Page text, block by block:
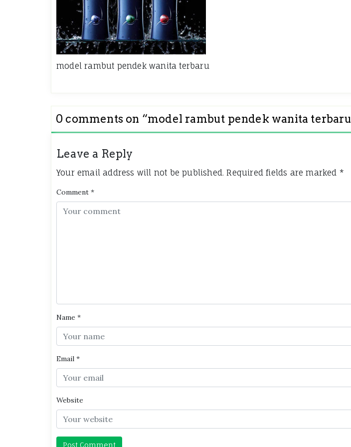
model rambut pendek wanita terbaru
0 comments on “model rambut pendek wanita terbaru
Leave a Reply
Your email address will not be published. Required fields are marked *
Comment *
Name *
Email *
Website